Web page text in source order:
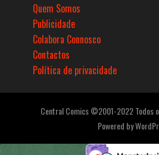
Quem Somos
Publicidade
Colabora Connosco
Contactos
Política de privacidade
Central Comics ©2001-2022 Todos
Powered by